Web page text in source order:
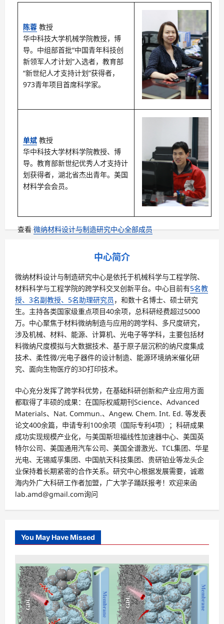
陈蓉 教授
华中科技大学机械学院教授，博
导。中组部首批“中国青年科技创
新领军人才计划”入选者，教育部
“新世纪人才支持计划”获得者，
973青年项目首席科学家。
单斌 教授
华中科技大学材料学院教授、博
导。教育部新世纪优秀人才支持计
划获得者，湖北省杰出青年。美国
材料学会会员。
查看微纳材料设计与制造研究中心全部成员
中心简介
微纳材料设计与制造研究中心是依托于机械科学与工程学院、
材料科学与工程学院的跨学科交叉创新平台。中心目前有5名教
授、3名副教授、5名助理研究员 ，和数十名博士、硕士研究
生。主持各类国家级重点项目40余项，总科研经费超过5000
万。中心聚焦于材料微纳制造与应用的跨学科、多尺度研究，
涉及机械、材料、能源、计算机、光电子等学科，主要包括材
料微纳尺度模拟与大数据技术、基于原子层沉积的纳尺度集成
技术、柔性微/光电子器件的设计制造、能源环境纳米催化研
究、面向生物医疗的3D打印技术。
中心充分发挥了跨学科优势，在基础科研创新和产业应用方面
都取得了丰硕的成果：在国际权威期刊Science、Advanced
Materials、Nat. Commun.、Angew. Chem. Int. Ed. 等发表
论文400余篇，申请专利100余项（国际专利4项）；科研成果
成功实现规模产业化，与美国斯坦福线性加速器中心、美国英
特尔公司、美国通用汽车公司、美国全谱激光、TCL集团、华星
光电、无锡威孚集团、中国航天科技集团、贵研铂业等龙头企
业保持着长期紧密的合作关系。研究中心根据发展需要，诚邀
海内外广大科研工作者加盟，广大学子踊跃报考！欢迎来函
lab.amd@gmail.com询问
You May Have Missed